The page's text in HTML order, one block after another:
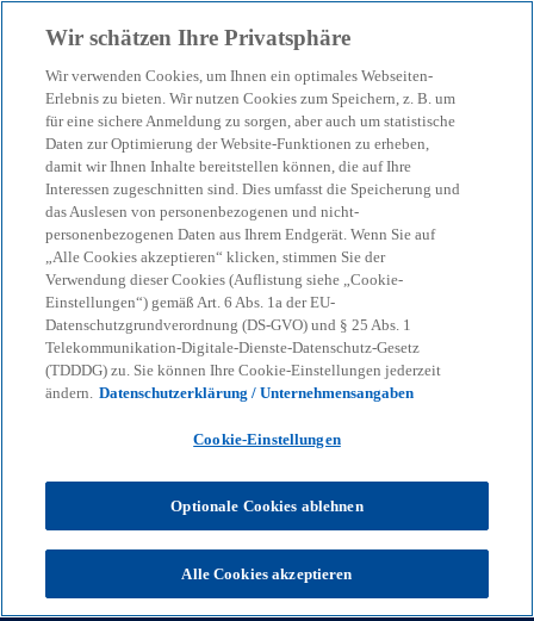
menu search
Newsletter von KPMG
Sie möchten regelmäßig Informationen zu
aktuellen Themen erhalten? Dann
abonnieren Sie unsere kostenlosen
Wir schätzen Ihre Privatsphäre
Wir verwenden Cookies, um Ihnen ein optimales Webseiten-
Erlebnis zu bieten. Wir nutzen Cookies zum Speichern, z. B. um
für eine sichere Anmeldung zu sorgen, aber auch um statistische
Daten zur Optimierung der Website-Funktionen zu erheben,
damit wir Ihnen Inhalte bereitstellen können, die auf Ihre
Interessen zugeschnitten sind. Dies umfasst die Speicherung und
das Auslesen von personenbezogenen und nicht-
personenbezogenen Daten aus Ihrem Endgerät. Wenn Sie auf
„Alle Cookies akzeptieren“ klicken, stimmen Sie der
Verwendung dieser Cookies (Auflistung siehe „Cookie-
Einstellungen“) gemäß Art. 6 Abs. 1a der EU-
Datenschutzgrundverordnung (DS-GVO) und § 25 Abs. 1
Telekommunikation-Digitale-Dienste-Datenschutz-Gesetz
(TDDDG) zu. Sie können Ihre Cookie-Einstellungen jederzeit
ändern. Datenschutzerklärung / Unternehmensangaben
Cookie-Einstellungen
Optionale Cookies ablehnen
Alle Cookies akzeptieren